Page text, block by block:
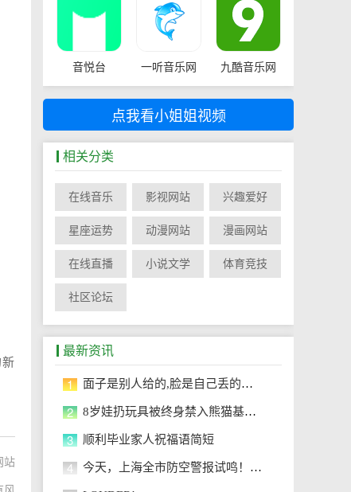
站
音悦台 一听音乐网 九酷音乐网
点我看小姐姐视频
相关分类
在线音乐 影视网站 兴趣爱好
星座运势 动漫网站 漫画网站
在线直播 小说文学 体育竞技
社区论坛
最新资讯
1 面子是别人给的,脸是自己丢的是什
2 8岁娃扔玩具被终身禁入熊猫基地 熊
3 顺利毕业家人祝福语简短
4 今天，上海全市防空警报试鸣！演练科普